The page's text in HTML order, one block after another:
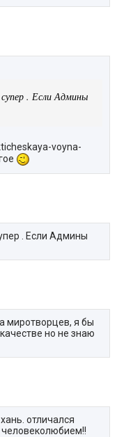
супер . Если Админы
voyna-
. Если Админы
миротворцев, я бы
но не знаю
отличался